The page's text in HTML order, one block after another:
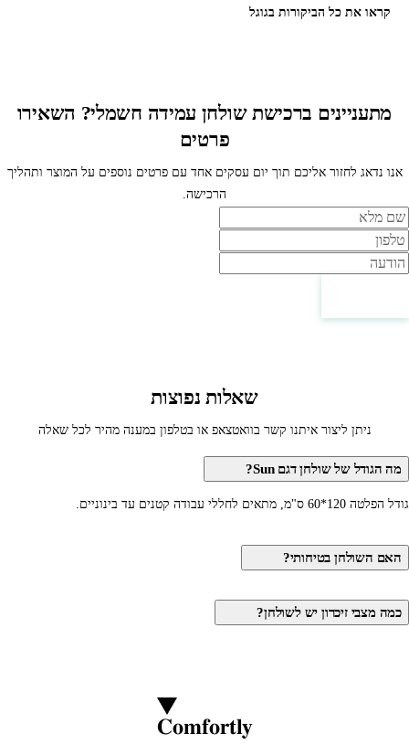
קראו את כל הביקורות בגוגל
מתעניינים ברכישת שולחן עמידה חשמלי? השאירו
פרטים
אנו נדאג לחזור אליכם תוך יום עסקים אחד עם פרטים נוספים על המוצר ותהליך
הרכישה.
שם
טלפון
הודעה
שאלות נפוצות
ניתן ליצור איתנו קשר בוואטצאפ או בטלפון במענה מהיר לכל שאלה
מה הגודל של שולחן דגם Sun?
גודל הפלטה 120*60 ס"מ, מתאים לחללי עבודה קטנים עד בינוניים.
האם השולחן בטיחותי?
כמה מצבי זיכרון יש לשולחן?
Comfortly